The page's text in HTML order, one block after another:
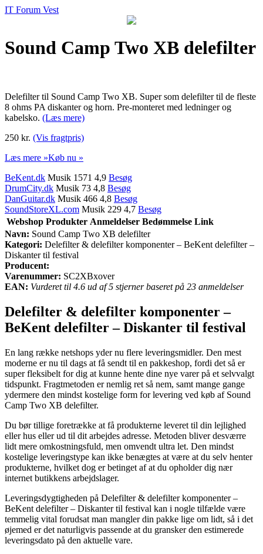
IT Forum Vest
Sound Camp Two XB delefilter
Delefilter til Sound Camp Two XB. Super som delefilter til de fleste
8 ohms PA diskanter og horn. Pre-monteret med ledninger og
kabelsko. (Læs mere)
250 kr. (Vis fragtpris)
Læs mere »Køb nu »
BeKent.dk Musik 1571 4,9 Besøg
DrumCity.dk Musik 73 4,8 Besøg
DanGuitar.dk Musik 466 4,8 Besøg
SoundStoreXL.com Musik 229 4,7 Besøg
Webshop Produkter Anmeldelser Bedømmelse Link
Navn: Sound Camp Two XB delefilter
Kategori: Delefilter & delefilter komponenter – BeKent delefilter –
Diskanter til festival
Producent:
Varenummer: SC2XBxover
EAN: Vurderet til 4.6 ud af 5 stjerner baseret på 23 anmeldelser
Delefilter & delefilter komponenter –
BeKent delefilter – Diskanter til festival
En lang række netshops yder nu flere leveringsmidler. Den mest
moderne er nu til dags at få sendt til en pakkeshop, fordi det så er
super fleksibelt for dig at kunne hente dine nye varer på et selvvalgt
tidspunkt. Fragtmetoden er nemlig ret så nem, samt mange gange
ydermere den mindst kostelige form for levering ved køb af Sound
Camp Two XB delefilter.
Du bør tillige foretrække at få produkterne leveret til din lejlighed
eller hus eller ud til dit arbejdes adresse. Metoden bliver desværre
lidt mere omkostningsfuld, men omvendt ultra let. Den mindst
kostelige leveringstype kan ikke benægtes at være at du selv henter
produkterne, hvilket dog er betinget af at du opholder dig nær
internet butikkens arbejdslager.
Leveringsdygtigheden på Delefilter & delefilter komponenter –
BeKent delefilter – Diskanter til festival kan i nogle tilfælde være
temmelig vital forudsat man mangler din pakke lige om lidt, så i det
øjemed er det naturligvis passende at du gransker den estimerede
leveringsdato på den aktuelle vare.